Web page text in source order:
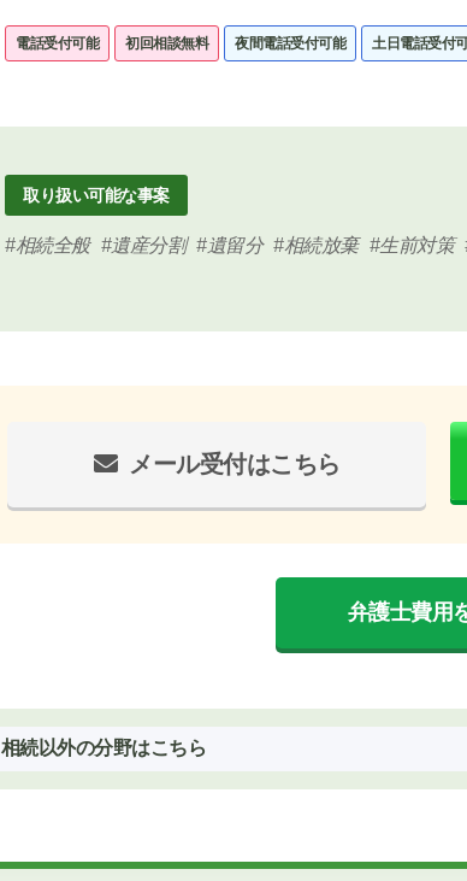
電話受付可能 初回相談無料 夜間電話受付可能 土日電話受付
取り扱い可能な事案
相続全般 遺産分割 遺留分 相続放棄 生前対策
メール受付はこちら
弁護士費用
相続以外の分野はこちら